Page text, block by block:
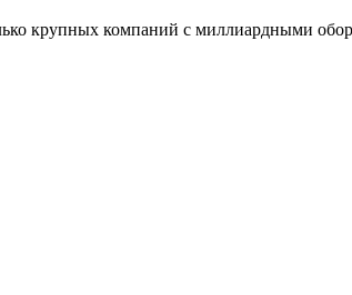
крупных компаний с миллиардными